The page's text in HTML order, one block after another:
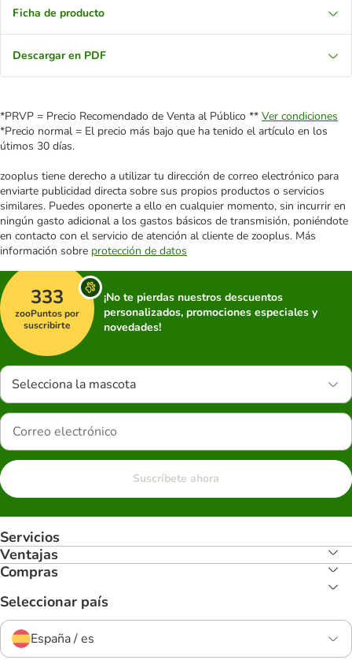
Ficha de producto
Descargar en PDF
*PRVP = Precio Recomendado de Venta al Público ** Ver condiciones
*Precio normal = El precio más bajo que ha tenido el artículo en los
útimos 30 días.
zooplus tiene derecho a utilizar tu dirección de correo electrónico para
enviarte publicidad directa sobre sus propios productos o servicios
similares. Puedes oponerte a ello en cualquier momento, sin incurrir en
ningún gasto adicional a los gastos básicos de transmisión, poniéndote
en contacto con el servicio de atención al cliente de zooplus. Más
información sobre protección de datos
333
zooPuntos por
suscribirte
¡No te pierdas nuestros descuentos
personalizados, promociones especiales y
novedades!
Selecciona la mascota
Suscríbete ahora
Servicios
Ventajas
Compras
Seleccionar país
España / es